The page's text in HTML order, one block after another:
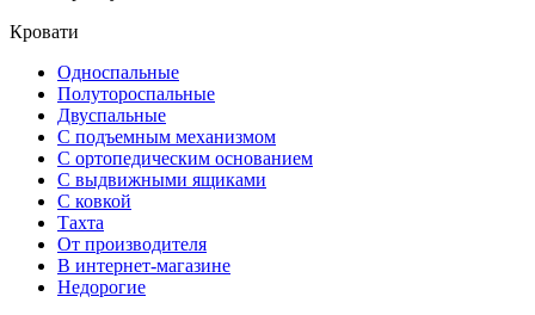
Кровати
Односпальные
Полутороспальные
Двуспальные
С подъемным механизмом
С ортопедическим основанием
С выдвижными ящиками
С ковкой
Тахта
От производителя
В интернет-магазине
Недорогие